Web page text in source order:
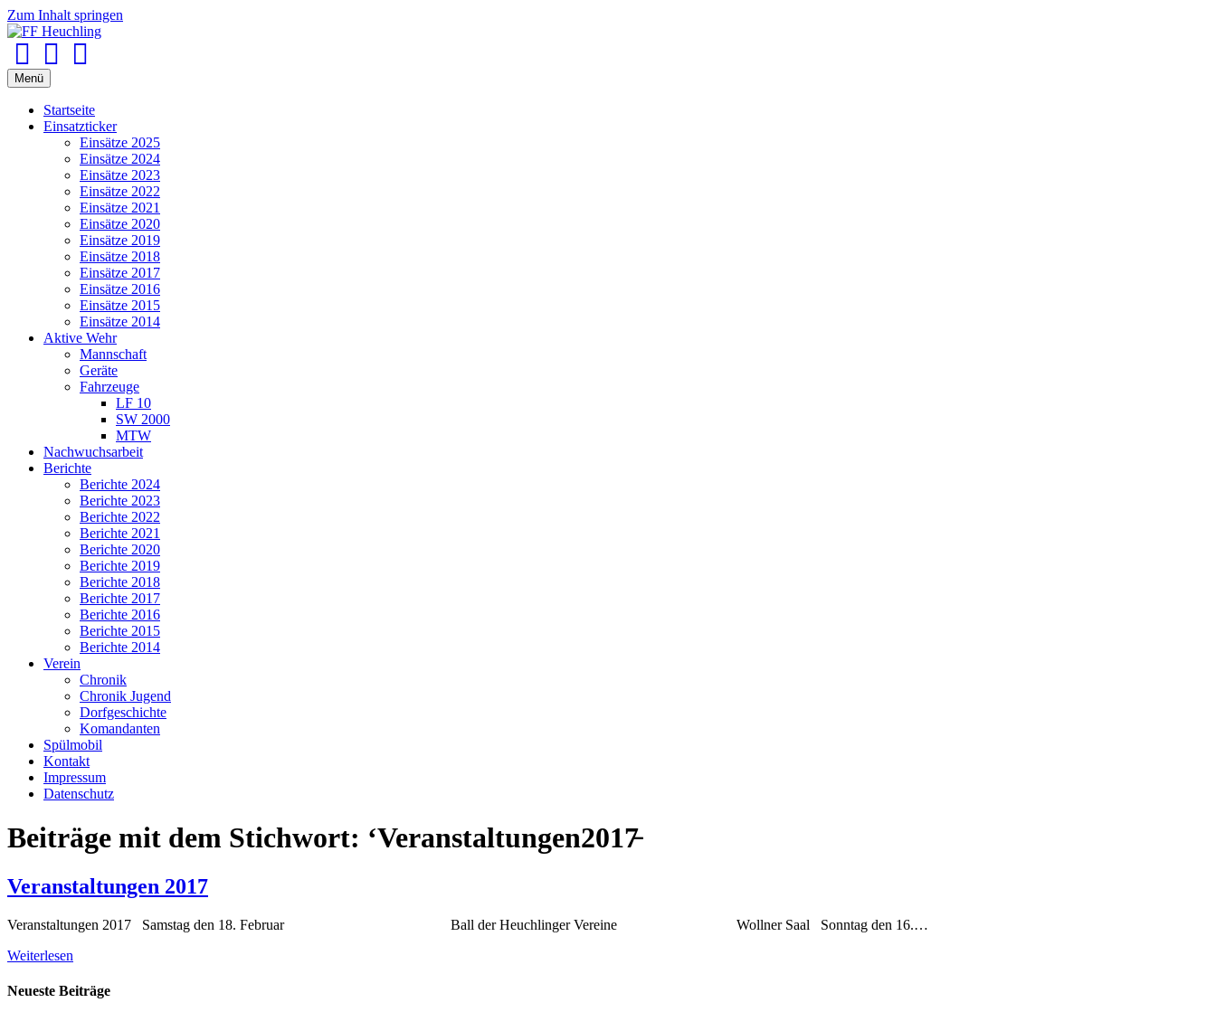
Zum Inhalt springen
Menü
Startseite
Einsatzticker
Einsätze 2025
Einsätze 2024
Einsätze 2023
Einsätze 2022
Einsätze 2021
Einsätze 2020
Einsätze 2019
Einsätze 2018
Einsätze 2017
Einsätze 2016
Einsätze 2015
Einsätze 2014
Aktive Wehr
Mannschaft
Geräte
Fahrzeuge
LF 10
SW 2000
MTW
Nachwuchsarbeit
Berichte
Berichte 2024
Berichte 2023
Berichte 2022
Berichte 2021
Berichte 2020
Berichte 2019
Berichte 2018
Berichte 2017
Berichte 2016
Berichte 2015
Berichte 2014
Verein
Chronik
Chronik Jugend
Dorfgeschichte
Komandanten
Spülmobil
Kontakt
Impressum
Datenschutz
Beiträge mit dem Stichwort: ‘Veranstaltungen2017̵
Veranstaltungen 2017
Veranstaltungen 2017 Samstag den 18. Februar Ball der Heuchlinger Vereine Wollner Saal Sonntag den 16.…
Weiterlesen
Neueste Beiträge